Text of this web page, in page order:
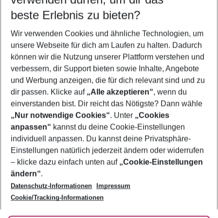
5-8 Nächte
2 Erwachsene Keine Kinder
Mehr Filter anzeigen
Footer
Footer navigation
Über uns
AGB
Bestpreisgarantie
Cookie-Einstellungen ändern
Cookie-Richtlinie
Agenturbetreuung
Barrierefreies Reisen
Folge uns
beste Erlebnis zu bieten?
Wir verwenden Cookies und ähnliche Technologien, um
unsere Webseite für dich am Laufen zu halten. Dadurch
können wir die Nutzung unserer Plattform verstehen und
verbessern, dir Support bieten sowie Inhalte, Angebote
und Werbung anzeigen, die für dich relevant sind und zu
dir passen. Klicke auf „Alle akzeptieren“, wenn du
einverstanden bist. Dir reicht das Nötigste? Dann wähle
„Nur notwendige Cookies“. Unter „Cookies
anpassen“ kannst du deine Cookie-Einstellungen
individuell anpassen. Du kannst deine Privatsphäre-
Einstellungen natürlich jederzeit ändern oder widerrufen
– klicke dazu einfach unten auf „Cookie-Einstellungen
ändern“.
Datenschutz-Informationen
Impressum
Cookie/Tracking-Informationen